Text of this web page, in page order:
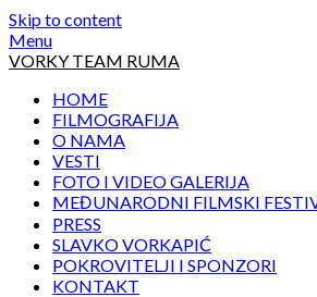
Skip to content
Menu
VORKY TEAM RUMA
HOME
FILMOGRAFIJA
O NAMA
VESTI
FOTO I VIDEO GALERIJA
MEĐUNARODNI FILMSKI
PRESS
SLAVKO VORKAPIĆ
POKROVITELJI I SPONZORI
KONTAKT